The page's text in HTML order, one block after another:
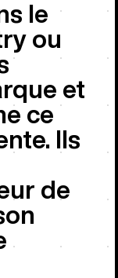
le
ou
et
ce
Ils
de